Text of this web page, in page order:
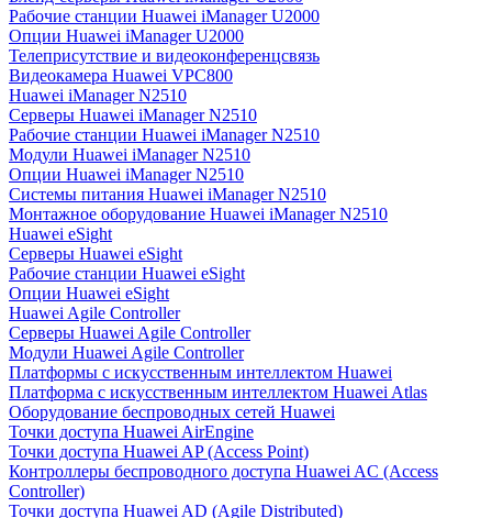
Рабочие станции Huawei iManager U2000
Опции Huawei iManager U2000
Телеприсутствие и видеоконференцсвязь
Видеокамера Huawei VPC800
Huawei iManager N2510
Серверы Huawei iManager N2510
Рабочие станции Huawei iManager N2510
Модули Huawei iManager N2510
Опции Huawei iManager N2510
Системы питания Huawei iManager N2510
Монтажное оборудование Huawei iManager N2510
Huawei eSight
Серверы Huawei eSight
Рабочие станции Huawei eSight
Опции Huawei eSight
Huawei Agile Controller
Серверы Huawei Agile Controller
Модули Huawei Agile Controller
Платформы с искусственным интеллектом Huawei
Платформа с искусственным интеллектом Huawei Atlas
Оборудование беспроводных сетей Huawei
Точки доступа Huawei AirEngine
Точки доступа Huawei AP (Access Point)
Контроллеры беспроводного доступа Huawei AC (Access
Controller)
Точки доступа Huawei AD (Agile Distributed)